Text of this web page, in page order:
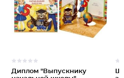
Диплом "Выпускнику